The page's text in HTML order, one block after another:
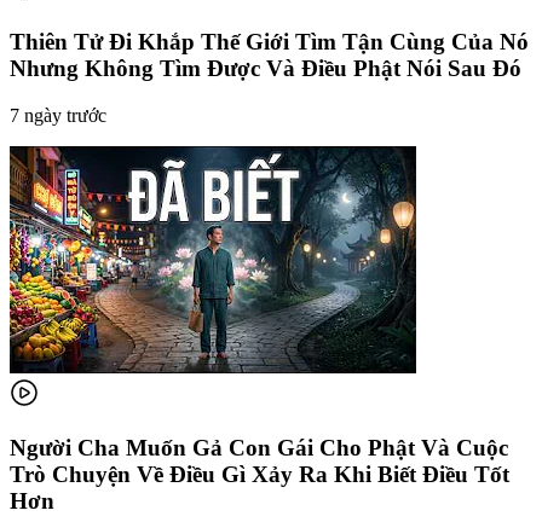
Thiên Tử Đi Khắp Thế Giới Tìm Tận Cùng Của Nó
Nhưng Không Tìm Được Và Điều Phật Nói Sau Đó
7 ngày trước
Người Cha Muốn Gả Con Gái Cho Phật Và Cuộc
Trò Chuyện Về Điều Gì Xảy Ra Khi Biết Điều Tốt
Hơn